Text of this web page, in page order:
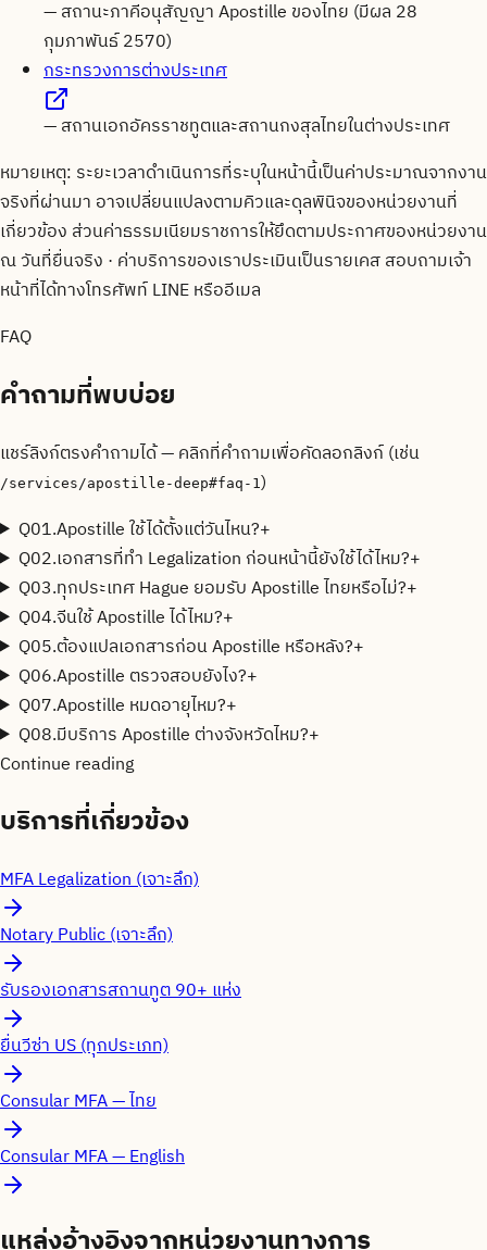
—สถานะภาคีอนุสัญญา Apostille ของไทย (มีผล 28
กุมภาพันธ์ 2570)
กระทรวงการต่างประเทศ
—สถานเอกอัครราชทูตและสถานกงสุลไทยในต่างประเทศ
หมายเหตุ: ระยะเวลาดำเนินการที่ระบุในหน้านี้เป็นค่าประมาณจากงาน
จริงที่ผ่านมา อาจเปลี่ยนแปลงตามคิวและดุลพินิจของหน่วยงานที่
เกี่ยวข้อง ส่วนค่าธรรมเนียมราชการให้ยึดตามประกาศของหน่วยงาน
ณ วันที่ยื่นจริง · ค่าบริการของเราประเมินเป็นรายเคส สอบถามเจ้า
หน้าที่ได้ทางโทรศัพท์ LINE หรืออีเมล
FAQ
คำถามที่พบบ่อย
แชร์ลิงก์ตรงคำถามได้ — คลิกที่คำถามเพื่อคัดลอกลิงก์ (เช่น
/services/apostille-deep#faq-1 )
Q01.Apostille ใช้ได้ตั้งแต่วันไหน?+
Q02.เอกสารที่ทำ Legalization ก่อนหน้านี้ยังใช้ได้ไหม?+
Q03.ทุกประเทศ Hague ยอมรับ Apostille ไทยหรือไม่?+
Q04.จีนใช้ Apostille ได้ไหม?+
Q05.ต้องแปลเอกสารก่อน Apostille หรือหลัง?+
Q06.Apostille ตรวจสอบยังไง?+
Q07.Apostille หมดอายุไหม?+
Q08.มีบริการ Apostille ต่างจังหวัดไหม?+
Continue reading
บริการที่เกี่ยวข้อง
MFA Legalization (เจาะลึก)
Notary Public (เจาะลึก)
รับรองเอกสารสถานทูต 90+ แห่ง
ยื่นวีซ่า US (ทุกประเภท)
Consular MFA — ไทย
Consular MFA — English